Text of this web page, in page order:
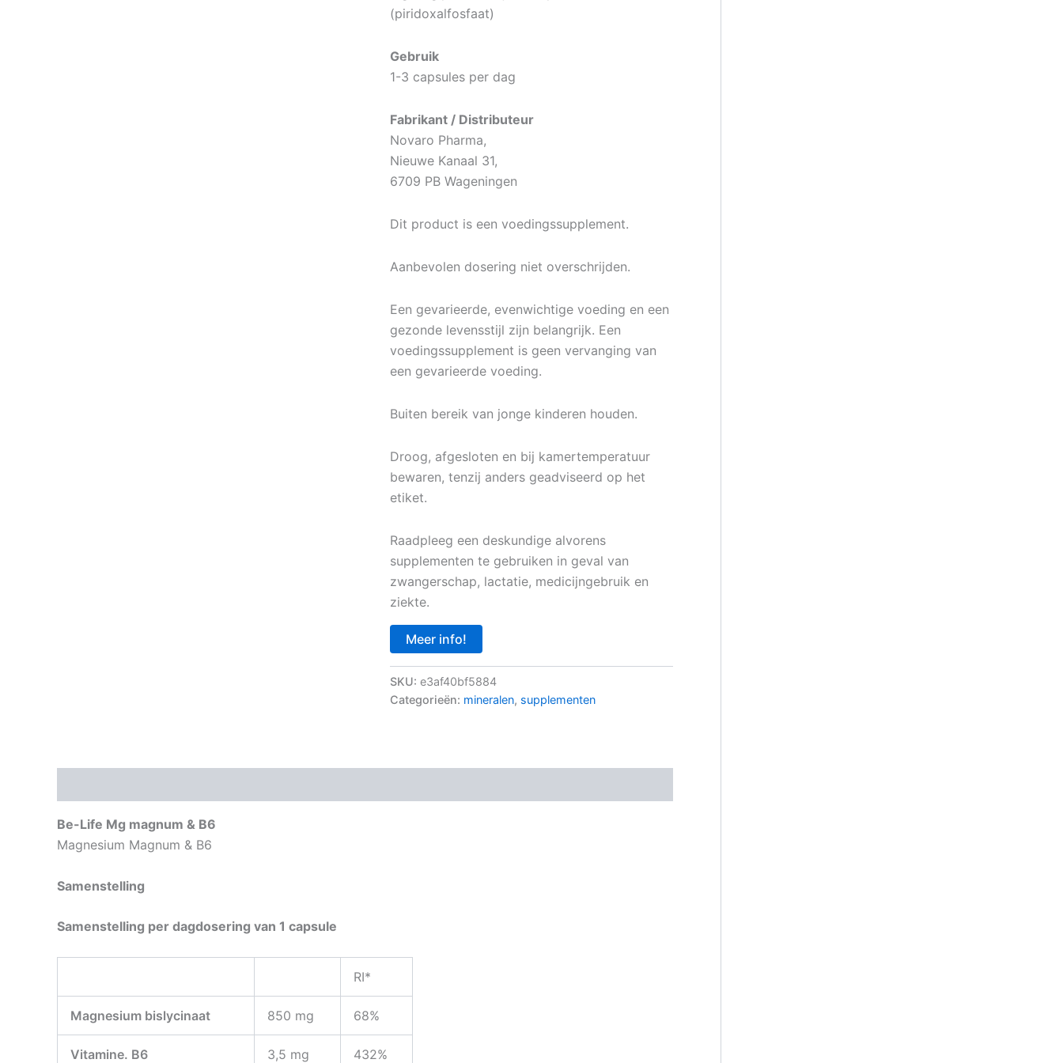
(piridoxalfosfaat)
Gebruik
1-3 capsules per dag
Fabrikant / Distributeur
Novaro Pharma,
Nieuwe Kanaal 31,
6709 PB Wageningen
Dit product is een voedingssupplement.
Aanbevolen dosering niet overschrijden.
Een gevarieerde, evenwichtige voeding en een
gezonde levensstijl zijn belangrijk. Een
voedingssupplement is geen vervanging van
een gevarieerde voeding.
Buiten bereik van jonge kinderen houden.
Droog, afgesloten en bij kamertemperatuur
bewaren, tenzij anders geadviseerd op het
etiket.
Raadpleeg een deskundige alvorens
supplementen te gebruiken in geval van
zwangerschap, lactatie, medicijngebruik en
ziekte.
Meer info!
SKU: e3af40bf5884
Categorieën: mineralen, supplementen
Be-Life Mg magnum & B6
Magnesium Magnum & B6
Samenstelling
Samenstelling per dagdosering van 1 capsule
RI*
Magnesium bislycinaat 850 mg 68%
Vitamine. B6 3,5 mg 432%